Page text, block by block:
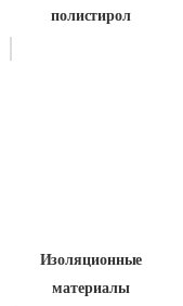
полистирол
Изоляционные
материалы